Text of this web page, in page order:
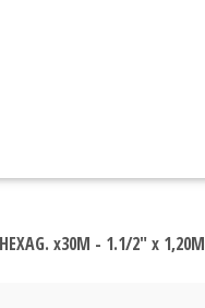
x30M - 1.1/2" x 1,20M